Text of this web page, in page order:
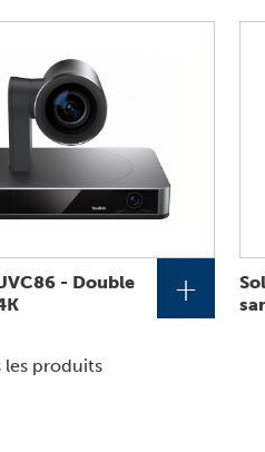
- Double
+
les produits